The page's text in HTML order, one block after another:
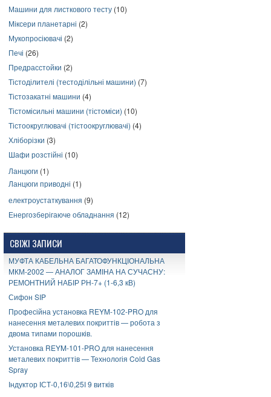
Машини для листкового тесту (10)
Міксери планетарні (2)
Мукопросіювачі (2)
Печі (26)
Предрасстойки (2)
Тістоділителі (тестоділільні машини) (7)
Тістозакатні машини (4)
Тістомісильні машини (тістоміси) (10)
Тістоокруглювачі (тістоокруглювачі) (4)
Хліборізки (3)
Шафи розстійні (10)
Ланцюги (1)
Ланцюги приводні (1)
електроустаткування (9)
Енергозберігаюче обладнання (12)
СВІЖІ ЗАПИСИ
МУФТА КАБЕЛЬНА БАГАТОФУНКЦІОНАЛЬНА
МКМ-2002 — АНАЛОГ ЗАМІНА НА СУЧАСНУ:
РЕМОНТНИЙ НАБІР РН-7+ (1-6,3 кВ)
Сифон SIP
Професійна установка REYM-102-PRO для
нанесення металевих покриттів — робота з
двома типами порошків.
Установка REYM-101-PRO для нанесення
металевих покриттів — Технологія Cold Gas
Spray
Індуктор ІСТ-0,16\0,25І 9 витків